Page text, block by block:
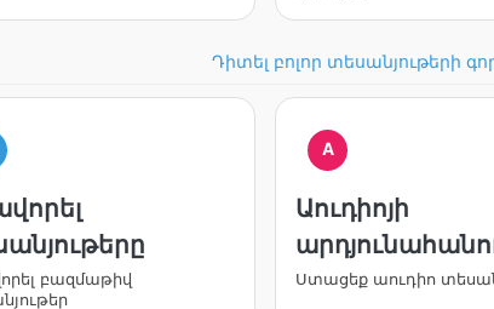
Դիտել բոլոր տեսանյութերի
բազմաթիվ
A
Աուդիոյի
Ստացեք աուդիո